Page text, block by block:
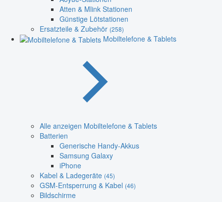
Atten & Mlink Stationen
Günstige Lötstationen
Ersatzteile & Zubehör (258)
Mobiltelefone & Tablets
Alle anzeigen Mobiltelefone & Tablets
Batterien
Generische Handy-Akkus
Samsung Galaxy
iPhone
Kabel & Ladegeräte (45)
GSM-Entsperrung & Kabel (46)
Bildschirme